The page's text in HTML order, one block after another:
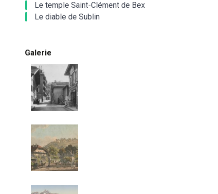
Le temple Saint-Clément de Bex
Le diable de Sublin
Galerie